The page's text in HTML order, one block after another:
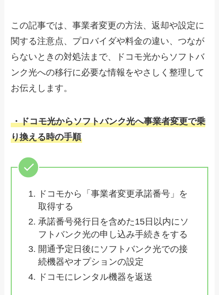
この記事では、事業者変更の方法、返却や設定に
関する注意点、プロバイダや料金の違い、つなが
らないときの対処法まで、ドコモ光からソフトバ
ンク光への移行に必要な情報をやさしく整理して
お伝えします。
・ドコモ光からソフトバンク光へ事業者変更で乗
り換える時の手順
ドコモから「事業者変更承諾番号」を
取得する
承諾番号発行日を含めた15日以内にソ
フトバンク光の申し込み手続きをする
開通予定日後にソフトバンク光での接
続機器やオプションの設定
ドコモにレンタル機器を返送